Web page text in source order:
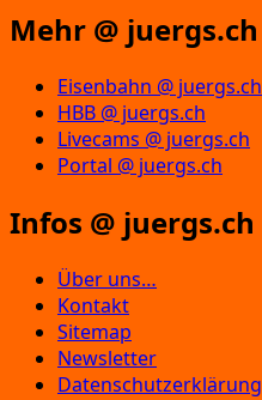
Mehr @ juergs.ch
Eisenbahn @ juergs.ch
HBB @ juergs.ch
Livecams @ juergs.ch
Portal @ juergs.ch
Infos @ juergs.ch
Über uns…
Kontakt
Sitemap
Newsletter
Datenschutzerklärung